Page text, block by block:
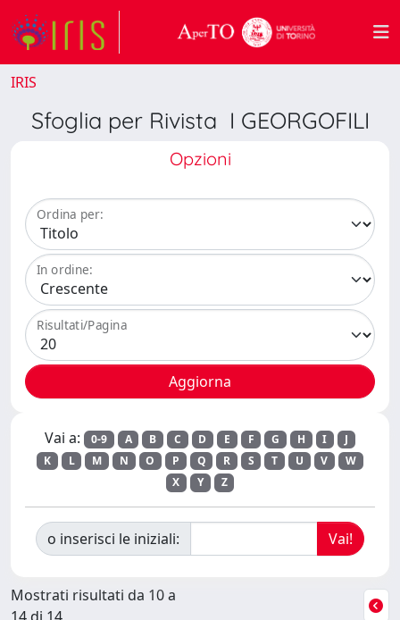
IRIS
Sfoglia per Rivista I GEORGOFILI
Opzioni
Ordina per:
In ordine:
Risultati/Pagina
Vai a: 0-9 A B C D E F G H I
J
K
L M N O P Q R S T U V
W
X
Y Z
o inserisci le iniziali:
Mostrati risultati da 10 a
14 di 14